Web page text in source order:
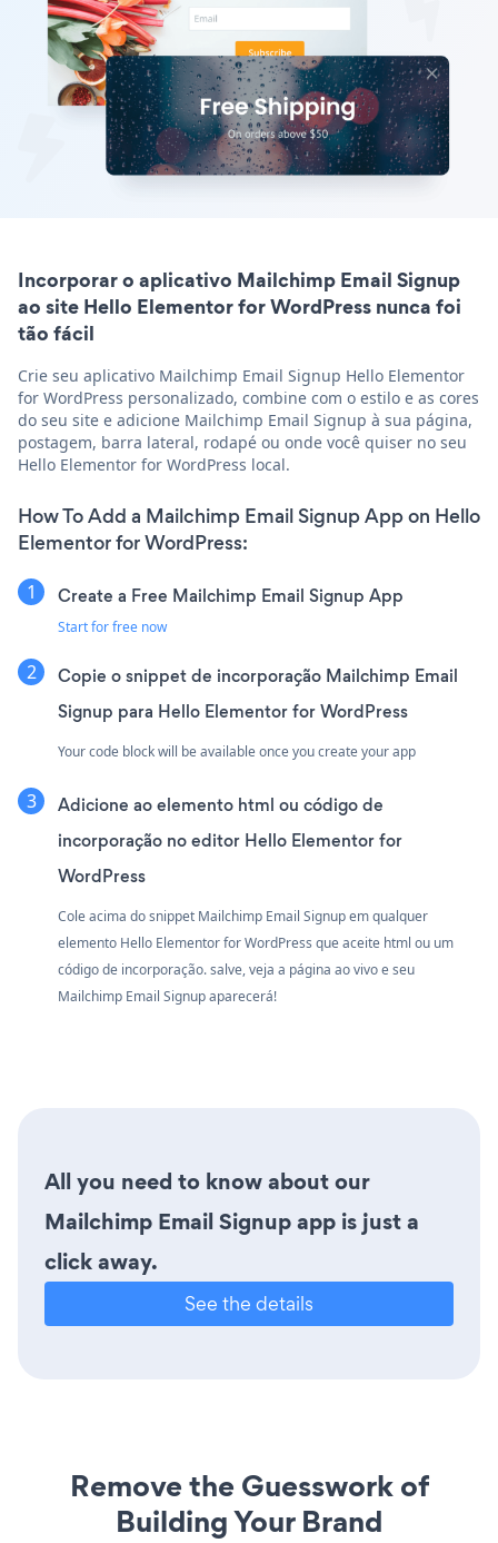
Incorporar o aplicativo Mailchimp Email Signup
ao site Hello Elementor for WordPress nunca foi
tão fácil
Crie seu aplicativo Mailchimp Email Signup Hello Elementor
for WordPress personalizado, combine com o estilo e as cores
do seu site e adicione Mailchimp Email Signup à sua página,
postagem, barra lateral, rodapé ou onde você quiser no seu
Hello Elementor for WordPress local.
How To Add a Mailchimp Email Signup App on Hello
Elementor for WordPress:
Create a Free Mailchimp Email Signup App
Start for free now
Copie o snippet de incorporação Mailchimp Email
Signup para Hello Elementor for WordPress
Your code block will be available once you create your app
Adicione ao elemento html ou código de
incorporação no editor Hello Elementor for
WordPress
Cole acima do snippet Mailchimp Email Signup em qualquer
elemento Hello Elementor for WordPress que aceite html ou um
código de incorporação. salve, veja a página ao vivo e seu
Mailchimp Email Signup aparecerá!
All you need to know about our
Mailchimp Email Signup app is just a
click away.
See the details
Remove the Guesswork of
Building Your Brand